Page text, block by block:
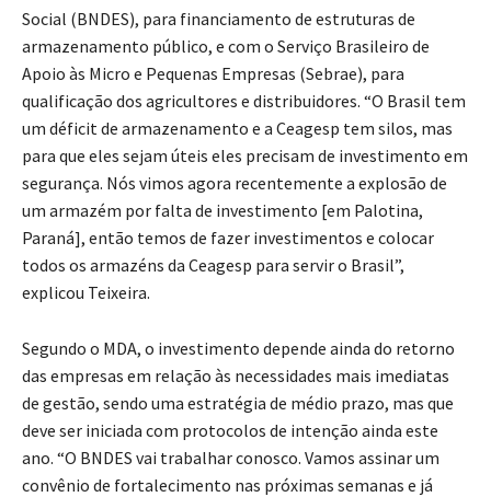
Social (BNDES), para financiamento de estruturas de
armazenamento público, e com o Serviço Brasileiro de
Apoio às Micro e Pequenas Empresas (Sebrae), para
qualificação dos agricultores e distribuidores. “O Brasil tem
um déficit de armazenamento e a Ceagesp tem silos, mas
para que eles sejam úteis eles precisam de investimento em
segurança. Nós vimos agora recentemente a explosão de
um armazém por falta de investimento [em Palotina,
Paraná], então temos de fazer investimentos e colocar
todos os armazéns da Ceagesp para servir o Brasil”,
explicou Teixeira.
Segundo o MDA, o investimento depende ainda do retorno
das empresas em relação às necessidades mais imediatas
de gestão, sendo uma estratégia de médio prazo, mas que
deve ser iniciada com protocolos de intenção ainda este
ano. “O BNDES vai trabalhar conosco. Vamos assinar um
convênio de fortalecimento nas próximas semanas e já